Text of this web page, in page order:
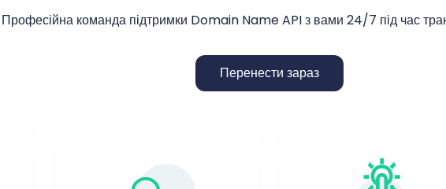
Професійна команда підтримки Domain Name API з вами 24/7 під час
Перенести зараз